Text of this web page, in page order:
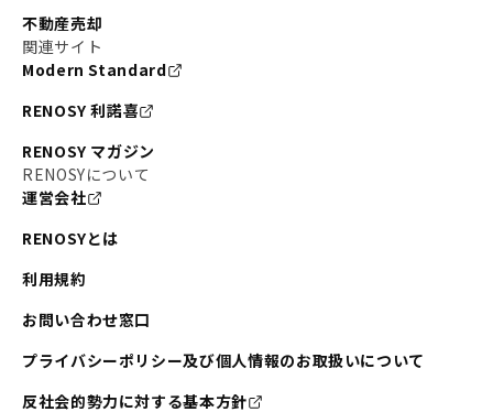
不動産売却
関連サイト
Modern Standard
RENOSY 利諾喜
RENOSY マガジン
RENOSYについて
運営会社
RENOSYとは
利用規約
お問い合わせ窓口
プライバシーポリシー及び個人情報のお取扱いについて
反社会的勢力に対する基本方針